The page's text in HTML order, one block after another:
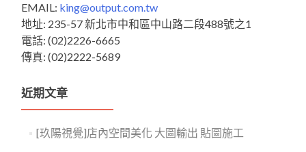
EMAIL: king@output.com.tw
地址: 235-57 新北市中和區中山路二段488號之1
電話: (02)2226-6665
傳真: (02)2222-5689
近期文章
[玖陽視覺]店內空間美化 大圖輸出 貼圖施工